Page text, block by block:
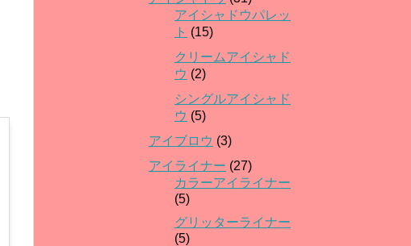
アイシャドウパレッ
ト (15)
クリームアイシャド
ウ (2)
シングルアイシャド
ウ (5)
アイブロウ (3)
アイライナー (27)
カラーアイライナー
(5)
グリッターライナー
(5)